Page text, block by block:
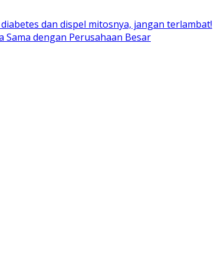
dan dispel mitosnya, jangan terlambat!
Sama dengan Perusahaan Besar